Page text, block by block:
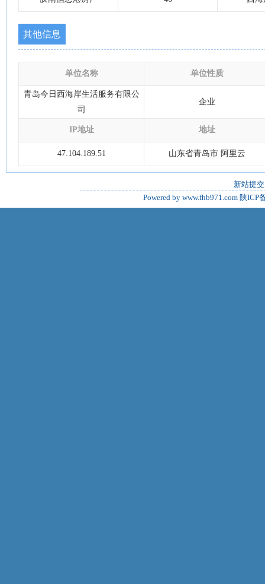
其他信息
单位名称 单位性质
青岛今日西海岸生活服务有限公
司
企业
IP地址 地址
47.104.189.51 山东省青岛市 阿里云
新站提交
Powered by www.fhb971.com 陕ICP